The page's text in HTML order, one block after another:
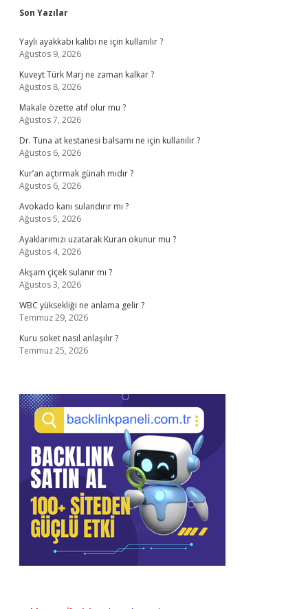
Sidebar
Son Yazılar
Yaylı ayakkabı kalıbı ne için kullanılır ?
Ağustos 9, 2026
Kuveyt Türk Marj ne zaman kalkar ?
Ağustos 8, 2026
Makale özette atıf olur mu ?
Ağustos 7, 2026
Dr. Tuna at kestanesi balsamı ne için kullanılır ?
Ağustos 6, 2026
Kur’an açtırmak günah mıdır ?
Ağustos 6, 2026
Avokado kanı sulandırır mı ?
Ağustos 5, 2026
Ayaklarımızı uzatarak Kuran okunur mu ?
Ağustos 4, 2026
Akşam çiçek sulanır mı ?
Ağustos 3, 2026
WBC yüksekliği ne anlama gelir ?
Temmuz 29, 2026
Kuru soket nasıl anlaşılır ?
Temmuz 25, 2026